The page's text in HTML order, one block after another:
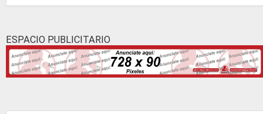
ESPACIO PUBLICITARIO